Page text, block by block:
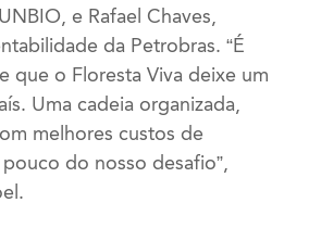
e Rafael Chaves,
da Petrobras. “É
que o Floresta Viva deixe um
Uma cadeia organizada,
melhores custos de
do nosso desafio”,